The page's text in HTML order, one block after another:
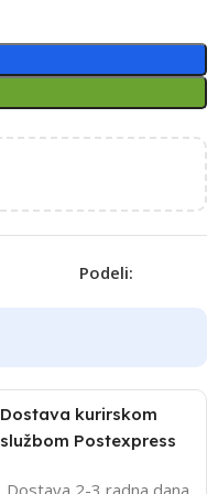
Podeli:
Dostava kurirskom
službom Postexpress
Dostava 2-3 radna dana